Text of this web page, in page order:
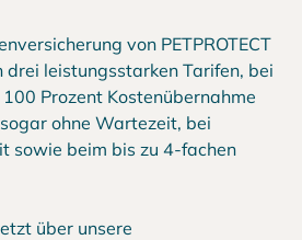
von PETPROTECT
drei leistungsstarken Tarifen, bei
Prozent Kostenübernahme
ohne Wartezeit, bei
sowie beim bis zu 4-fachen
über unsere